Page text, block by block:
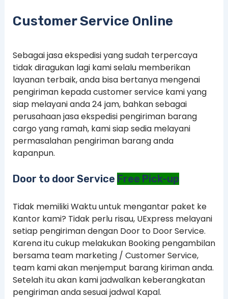
Customer Service Online
Sebagai jasa ekspedisi yang sudah terpercaya
tidak diragukan lagi kami selalu memberikan
layanan terbaik, anda bisa bertanya mengenai
pengiriman kepada customer service kami yang
siap melayani anda 24 jam, bahkan sebagai
perusahaan jasa ekspedisi pengiriman barang
cargo yang ramah, kami siap sedia melayani
permasalahan pengiriman barang anda
kapanpun.
Door to door Service Free Pick-up
Tidak memiliki Waktu untuk mengantar paket ke
Kantor kami? Tidak perlu risau, UExpress melayani
setiap pengiriman dengan Door to Door Service.
Karena itu cukup melakukan Booking pengambilan
bersama team marketing / Customer Service,
team kami akan menjemput barang kiriman anda.
Setelah itu akan kami jadwalkan keberangkatan
pengiriman anda sesuai jadwal Kapal.